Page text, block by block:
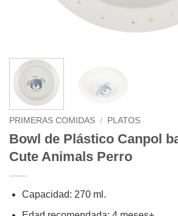
PRIMERAS COMIDAS / PLATOS
Bowl de Plástico Canpol
Cute Animals Perro
Capacidad: 270 ml.